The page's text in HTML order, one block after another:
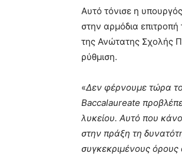
Αυτό τόνισε η
στην αρμόδια
της Ανώτατης Σχολής
ρύθμιση.
«Δεν φέρνουμε τώρα
Baccalaureate
λυκείου. Αυτό που
στην πράξη τη
συγκεκριμένους